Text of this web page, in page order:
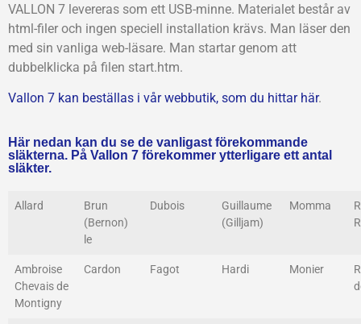
VALLON 7 levereras som ett USB-minne. Materialet består av
html-filer och ingen speciell installation krävs. Man läser den
med sin vanliga web-läsare. Man startar genom att
dubbelklicka på filen start.htm.
Vallon 7 kan beställas i vår webbutik, som du hittar här.
Här nedan kan du se de vanligast förekommande
släkterna. På Vallon 7 förekommer ytterligare ett antal
släkter.
Allard
Brun
(Bernon)
le
Dubois
Guillaume
(Gilljam)
Momma
Ambroise
Chevais de
Montigny
Cardon Fagot Hardi Monier